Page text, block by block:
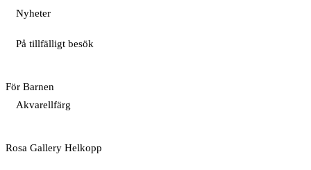
Nyheter
På tillfälligt besök
För Barnen
Akvarellfärg
Rosa Gallery Helkopp